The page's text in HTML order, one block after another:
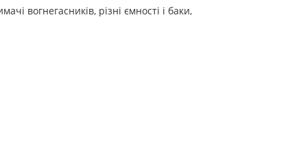
вогнегасників, різні ємності і баки,